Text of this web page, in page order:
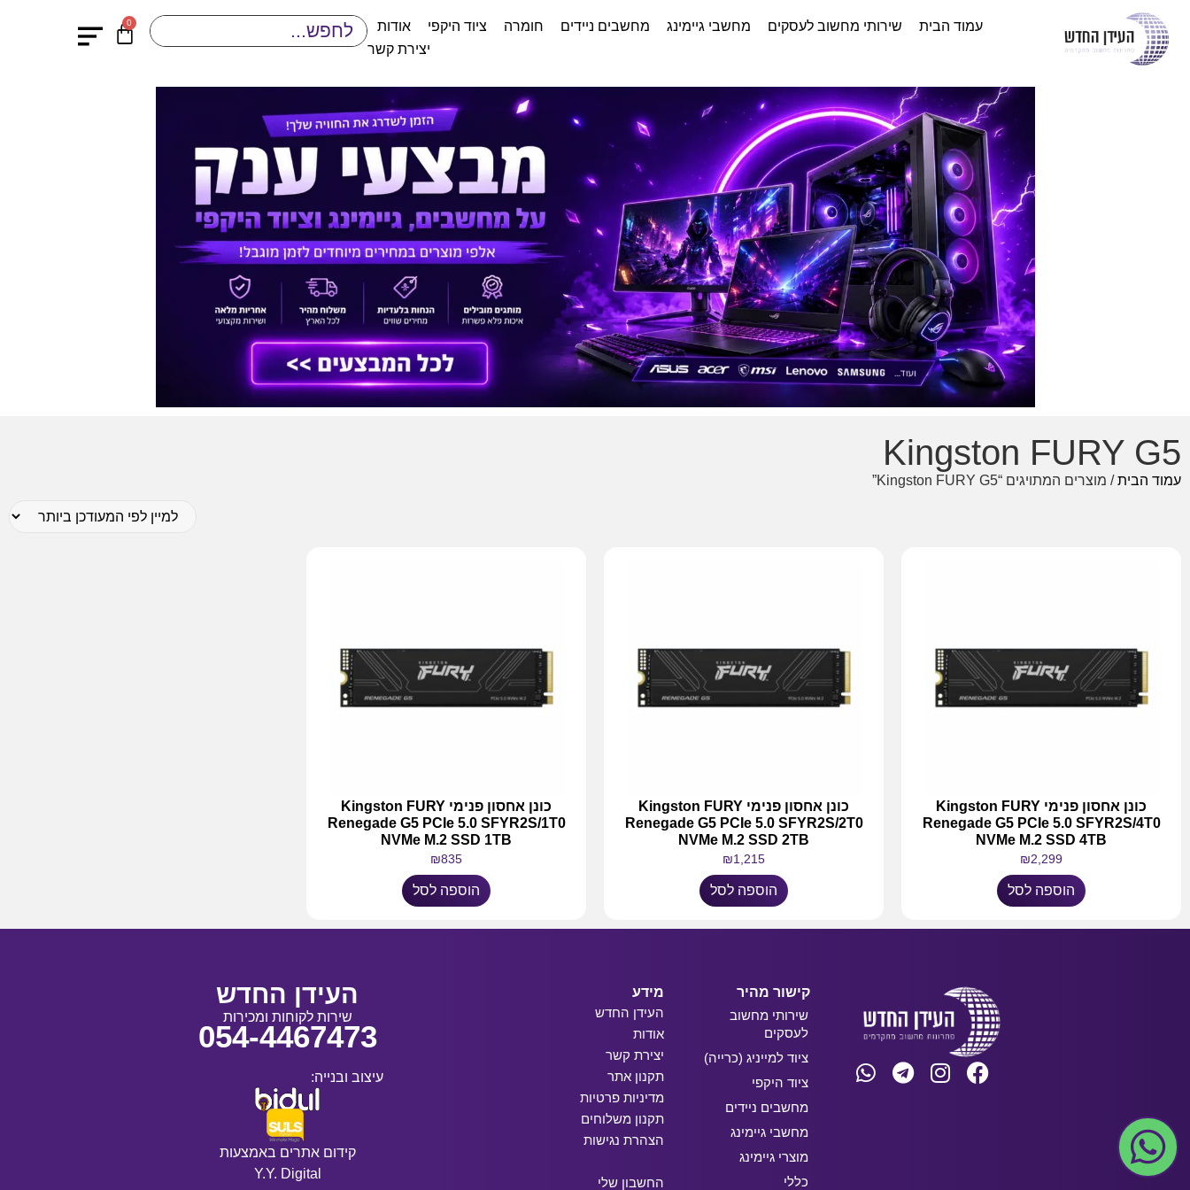
עמוד הבית שירותי מחשוב לעסקים מחשבי גיימינג מחשבים ניידים חומרה ציוד היקפי
אודות
יצירת קשר
0
Kingston FURY G5
עמוד הבית/ מוצרים המתויגים “Kingston FURY G5”
כונן אחסון פנימי Kingston FURY
Renegade G5 PCIe 5.0 SFYR2S/4T0
NVMe M.2 SSD 4TB
₪2,299
הוספה לסל
כונן אחסון פנימי Kingston FURY
Renegade G5 PCIe 5.0 SFYR2S/2T0
NVMe M.2 SSD 2TB
₪1,215
הוספה לסל
כונן אחסון פנימי Kingston FURY
Renegade G5 PCIe 5.0 SFYR2S/1T0
NVMe M.2 SSD 1TB
₪835
הוספה לסל
קישור מהיר
שירותי מחשוב
לעסקים
ציוד למייניג (כרייה)
ציוד היקפי
מחשבים ניידים
מחשבי גיימינג
מוצרי גיימינג
כללי
מידע
העידן החדש
אודות
יצירת קשר
תקנון אתר
מדיניות פרטיות
תקנון משלוחים
הצהרת נגישות
החשבון שלי
העידן החדש
שירות לקוחות ומכירות
054-4467473
עיצוב ובנייה:
קידום אתרים באמצעות
Y.Y. Digital